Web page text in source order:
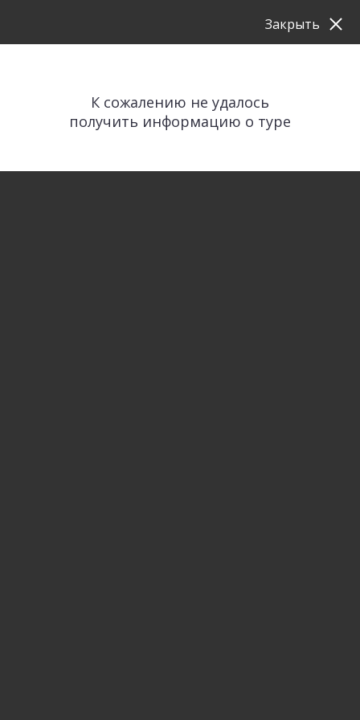
К сожалению не удалось
получить информацию о туре
Закрыть